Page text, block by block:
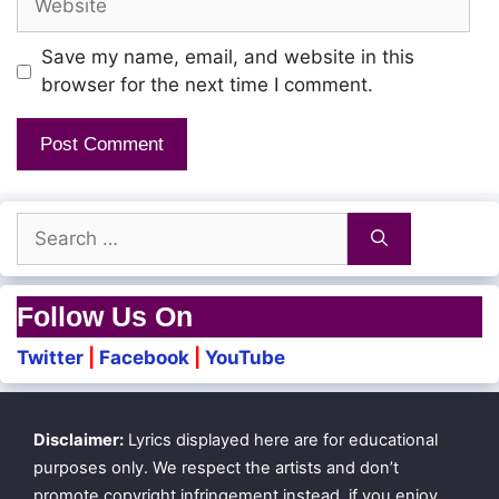
Ada Kaalam Vandhu
Unai Kaayam Seyyum Pothu
Maayam Thanthu Therttriduven
Vayathanaal Koda
Unnai Vittu
Thalli Sella Maatten
Pooththiruppen
Save my name, email, and website in this
browser for the next time I comment.
Search
for:
Follow Us On
Twitter Facebook YouTube
Disclaimer: Lyrics displayed here are for educational
purposes only. We respect the artists and don’t